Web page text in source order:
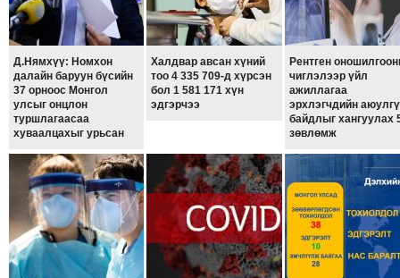
ЧУУЛГАНЫ
ЭРГЭН
ТОЙРОНД
"ОУВС"-
ИЙН
ЭРГЭН
"ЖИ
ТАЙМ"ЫН
ЭРГЭН
ТОЙРОНД
ГРАНАТ
Д.Нямхүү: Номхон
далайн баруун бүсийн
37 орноос Монгол
улсыг онцлон
туршлагаасаа
хуваалцахыг урьсан
Халдвар авсан хүний
тоо 4 335 709-д хүрсэн
бол 1 581 171 хүн
эдгэрчээ
Рентген
чиглэлээр үйл
ажиллагаа
эрхлэгчдийн
байдлыг хангуулах
зөвлөмж